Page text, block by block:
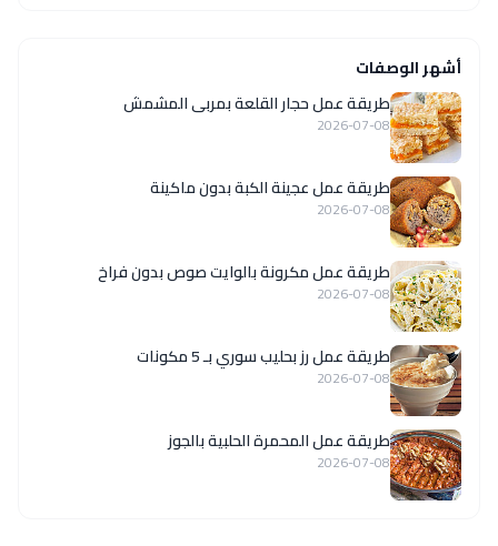
أشهر الوصفات
طريقة عمل حجار القلعة بمربى المشمش
2026-07-08
طريقة عمل عجينة الكبة بدون ماكينة
2026-07-08
طريقة عمل مكرونة بالوايت صوص بدون فراخ
2026-07-08
طريقة عمل رز بحليب سوري بـ 5 مكونات
2026-07-08
طريقة عمل المحمرة الحلبية بالجوز
2026-07-08